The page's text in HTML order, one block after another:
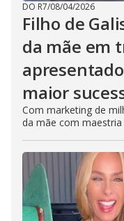
DO R7/08/04/2026
Filho de
da mãe em
maior
Com marketing de
da mãe com